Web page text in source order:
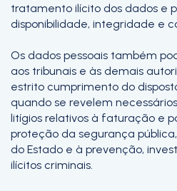
tratamento ilícito dos dados e
disponibilidade, integridade e
Os dados pessoais também
aos tribunais e às demais
estrito cumprimento do
quando se revelem
litígios relativos à faturação e
proteção da segurança
do Estado e à prevenção,
ilícitos criminais.